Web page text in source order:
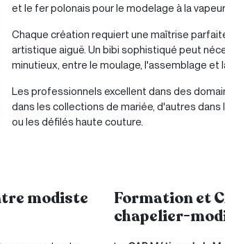
et le fer polonais pour le modelage à la
Chaque création requiert une maîtrise
artistique aiguë. Un bibi sophistiqué peut
minutieux, entre le moulage, l'assemblage et
Les professionnels excellent dans des
dans les collections de mariée, d'autres
ou les défilés haute couture.
modiste
Formation et
chapelier-